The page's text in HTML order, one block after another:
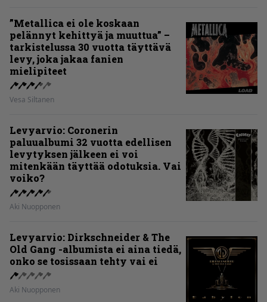
”Metallica ei ole koskaan
pelännyt kehittyä ja muuttua” –
tarkistelussa 30 vuotta täyttävä
levy, joka jakaa fanien
mielipiteet
Vesa Siltanen
Levyarvio: Coronerin
paluualbumi 32 vuotta edellisen
levytyksen jälkeen ei voi
mitenkään täyttää odotuksia. Vai
voiko?
Aki Nuopponen
Levyarvio: Dirkschneider & The
Old Gang -albumista ei aina tiedä,
onko se tosissaan tehty vai ei
Aki Nuopponen